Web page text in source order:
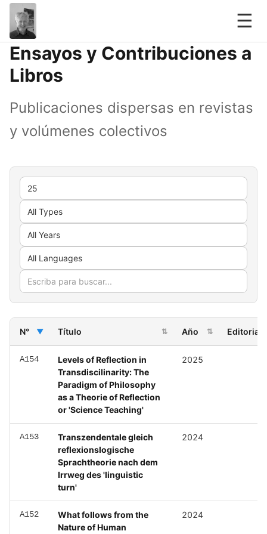
☰
Ensayos y Contribuciones a
Libros
Publicaciones dispersas en revistas
y volúmenes colectivos
N° ▼ Título ⇅ Año ⇅ Editorial
A154
Levels of Reflection in
Transdiscilinarity: The
Paradigm of Philosophy
as a Theorie of Reflection
or 'Science Teaching'
2025
A153
Transzendentale gleich
reflexionslogische
Sprachtheorie nach dem
Irrweg des 'linguistic
turn'
2024
A152
What follows from the
Nature of Human
2024